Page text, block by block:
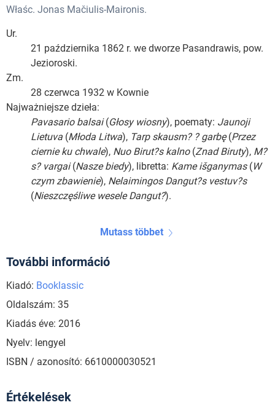
Właśc. Jonas Mačiulis-Maironis.
Ur.
21 października 1862 r. we dworze Pasandrawis, pow.
Jezioroski.
Zm.
28 czerwca 1932 w Kownie
Najważniejsze dzieła:
Pavasario balsai(Głosy wiosny), poematy: Jaunoji
Lietuva (Młoda Litwa), Tarp skausm? ? garbę(Przez
ciernie ku chwale), Nuo Birut?s kalno(Znad Biruty), M?
s? vargai(Nasze biedy), libretta: Kame išganymas(W
czym zbawienie), Nelaimingos Dangut?s vestuv?s
(Nieszczęśliwe wesele Dangut?).
Mutass többet
További információ
Kiadó: Booklassic
Oldalszám: 35
Kiadás éve: 2016
Nyelv: lengyel
ISBN / azonosító: 6610000030521
Értékelések